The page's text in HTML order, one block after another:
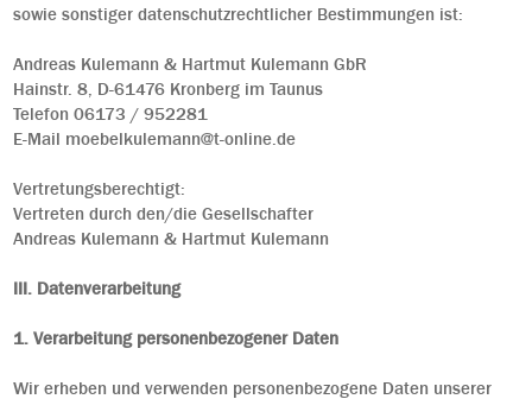
sowie sonstiger datenschutzrechtlicher Bestimmungen ist:
Andreas Kulemann & Hartmut Kulemann GbR
Hainstr. 8, D-61476 Kronberg im Taunus
Telefon 06173 / 952281
E-Mail moebelkulemann@t-online.de
Vertretungsberechtigt:
Vertreten durch den/die Gesellschafter
Andreas Kulemann & Hartmut Kulemann
III. Datenverarbeitung
1. Verarbeitung personenbezogener Daten
Wir erheben und verwenden personenbezogene Daten unserer